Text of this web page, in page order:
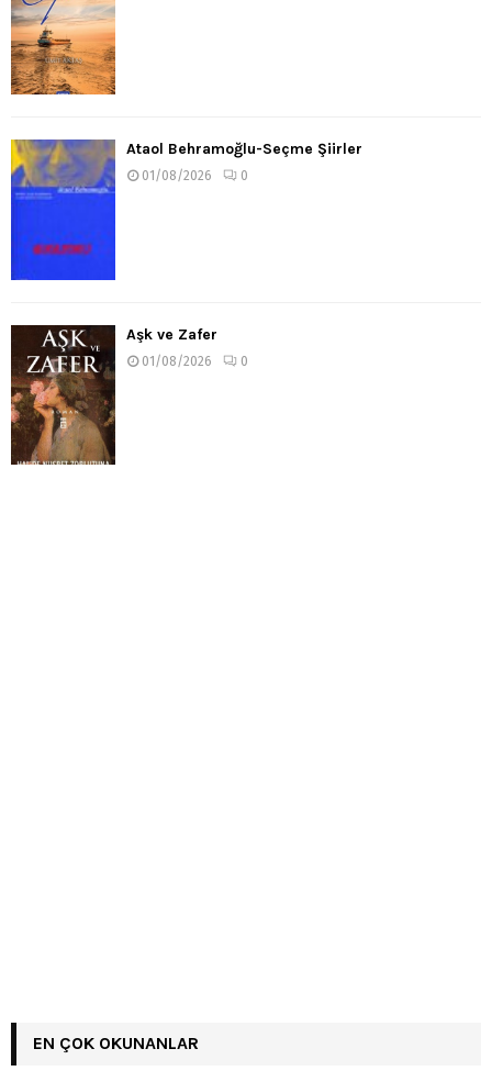
Ataol Behramoğlu-Seçme Şiirler
01/08/2026 0
Aşk ve Zafer
01/08/2026 0
EN ÇOK OKUNANLAR